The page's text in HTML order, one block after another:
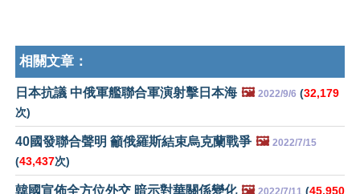
相關文章：
日本抗議 中俄軍艦聯合軍演射擊日本海 🖼️ 2022/9/6 (32,179
次)
40國發聯合聲明 籲俄羅斯結束烏克蘭戰爭 🖼️ 2022/7/15
(43,437次)
韓國宣佈全方位外交 暗示對華關係變化 🖼️ 2022/7/11 (45,950